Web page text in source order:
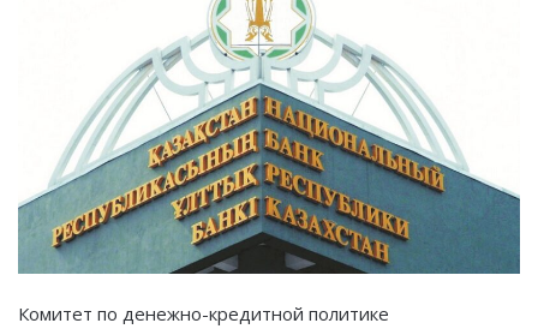
Комитет по денежно-кредитной политике